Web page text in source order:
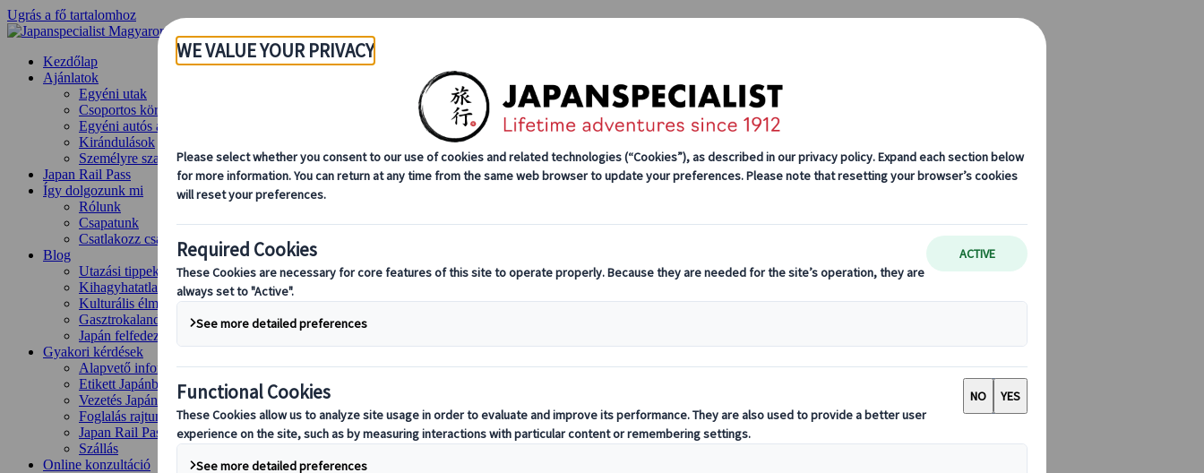
Ugrás a fő tartalomhoz
Kezdőlap
Ajánlatok
Egyéni utak
Csoportos körutazások
Egyéni autós ajánlatok
Kirándulások
Személyre szabott csoportos utazások
Japan Rail Pass
Így dolgozunk mi
Rólunk
Csapatunk
Csatlakozz csapatunkhoz
Blog
Utazási tippek évszakok szerint
Kihagyhatatlan látnivalók
Kulturális élmények
Gasztrokalandok
Japán felfedezése vonattal
Gyakori kérdések
Alapvető információk
Etikett Japánban
Vezetés Japánban
Foglalás rajtunk keresztül
Japan Rail Pass
Szállás
Online konzultáció